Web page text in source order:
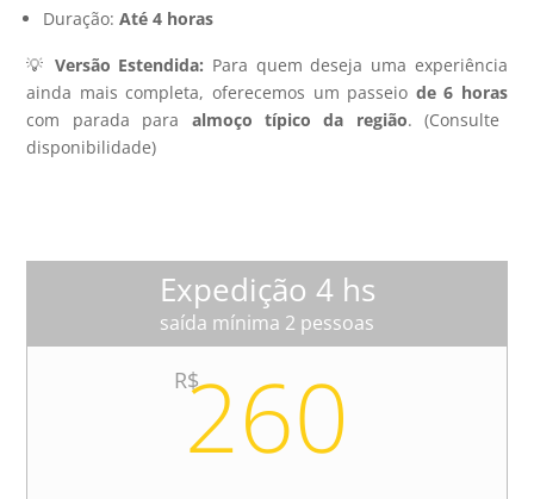
Duração:Até 4 horas
💡 Versão Estendida: Para quem deseja uma experiência
ainda mais completa, oferecemos um passeio de 6 horas
com parada para almoço típico da região. (Consulte
disponibilidade)
Expedição 4 hs
saída mínima 2 pessoas
R$260